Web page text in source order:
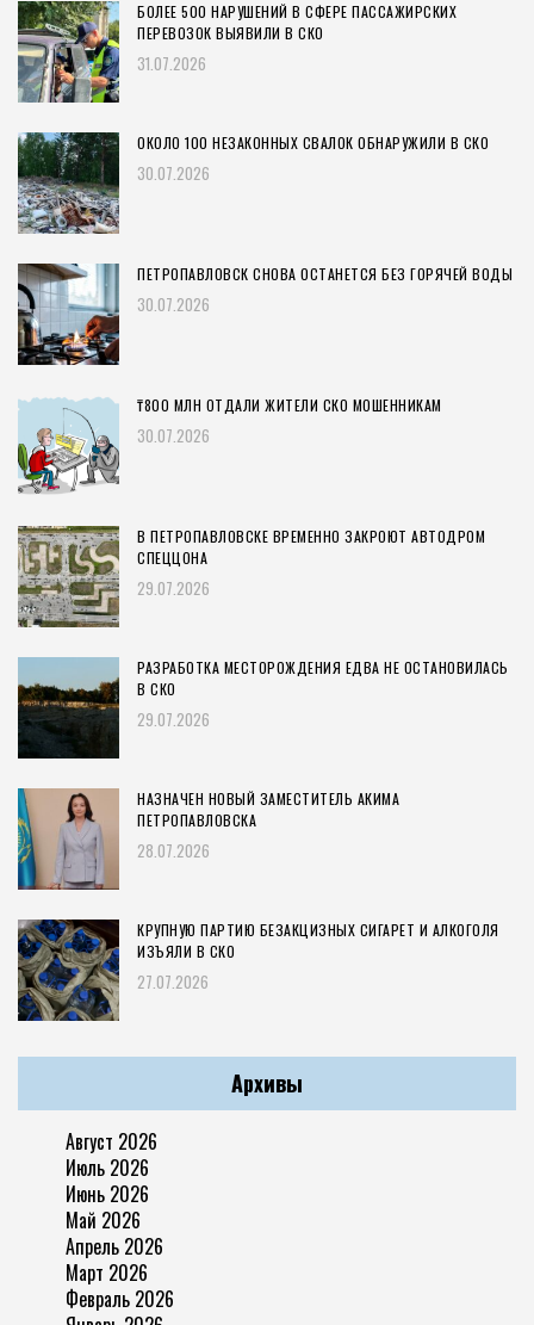
БОЛЕЕ 500 НАРУШЕНИЙ В СФЕРЕ ПАССАЖИРСКИХ
ПЕРЕВОЗОК ВЫЯВИЛИ В СКО
31.07.2026
ОКОЛО 100 НЕЗАКОННЫХ СВАЛОК ОБНАРУЖИЛИ В СКО
30.07.2026
ПЕТРОПАВЛОВСК СНОВА ОСТАНЕТСЯ БЕЗ ГОРЯЧЕЙ ВОДЫ
30.07.2026
₸800 МЛН ОТДАЛИ ЖИТЕЛИ СКО МОШЕННИКАМ
30.07.2026
В ПЕТРОПАВЛОВСКЕ ВРЕМЕННО ЗАКРОЮТ АВТОДРОМ
СПЕЦЦОНА
29.07.2026
РАЗРАБОТКА МЕСТОРОЖДЕНИЯ ЕДВА НЕ ОСТАНОВИЛАСЬ
В СКО
29.07.2026
НАЗНАЧЕН НОВЫЙ ЗАМЕСТИТЕЛЬ АКИМА
ПЕТРОПАВЛОВСКА
28.07.2026
КРУПНУЮ ПАРТИЮ БЕЗАКЦИЗНЫХ СИГАРЕТ И АЛКОГОЛЯ
ИЗЪЯЛИ В СКО
27.07.2026
Архивы
Август 2026
Июль 2026
Июнь 2026
Май 2026
Апрель 2026
Март 2026
Февраль 2026